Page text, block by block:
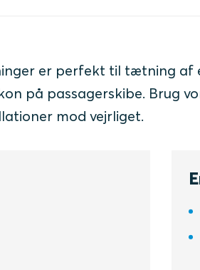
er perfekt til tætning af
på passagerskibe. Brug
mod vejrliget.